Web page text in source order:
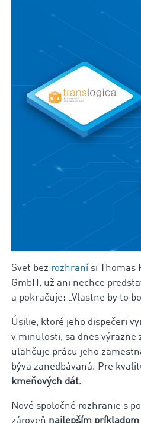
Svet bez rozhraní si Thomas
GmbH, už ani nechce
a pokračuje: „Vlastne by to
Úsilie, ktoré jeho dispečeri
v minulosti, sa dnes výrazne
uľahčuje prácu jeho
býva zanedbávaná. Pre
kmeňových dát.
Nové spoločné rozhranie s